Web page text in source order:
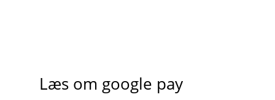
Læs om google pay